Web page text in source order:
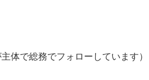
体で総務でフォローしています）